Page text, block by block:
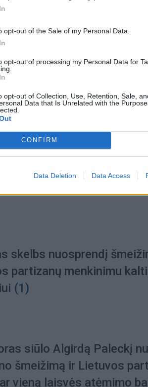
opt-out of the Sale of my Personal Data.
opt-out of processing my Personal Data for
opt-out of Collection, Use, Retention, Sale,
Data that Is Unrelated with the
CONFIRM
Data Deletion Data Access
Paleckis nepasirodė
ir partizanų niekinimo
Paleckis nuteistas už
skirta 3 mėnesių
skelbs nuosprendį
partizanų menkinimu
(1)
siūlo Algirdą Paleckį
šmeižimą ir Lietuvos
vieną laisvės atėmimo